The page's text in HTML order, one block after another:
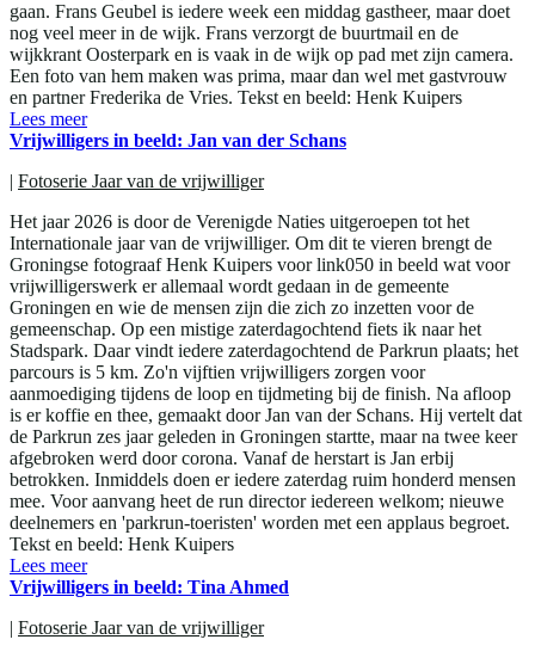
gaan. Frans Geubel is iedere week een middag gastheer, maar doet
nog veel meer in de wijk. Frans verzorgt de buurtmail en de
wijkkrant Oosterpark en is vaak in de wijk op pad met zijn camera.
Een foto van hem maken was prima, maar dan wel met gastvrouw
en partner Frederika de Vries. Tekst en beeld: Henk Kuipers
Lees meer
Vrijwilligers in beeld: Jan van der Schans
| Fotoserie Jaar van de vrijwilliger
Het jaar 2026 is door de Verenigde Naties uitgeroepen tot het
Internationale jaar van de vrijwilliger. Om dit te vieren brengt de
Groningse fotograaf Henk Kuipers voor link050 in beeld wat voor
vrijwilligerswerk er allemaal wordt gedaan in de gemeente
Groningen en wie de mensen zijn die zich zo inzetten voor de
gemeenschap. Op een mistige zaterdagochtend fiets ik naar het
Stadspark. Daar vindt iedere zaterdagochtend de Parkrun plaats; het
parcours is 5 km. Zo'n vijftien vrijwilligers zorgen voor
aanmoediging tijdens de loop en tijdmeting bij de finish. Na afloop
is er koffie en thee, gemaakt door Jan van der Schans. Hij vertelt dat
de Parkrun zes jaar geleden in Groningen startte, maar na twee keer
afgebroken werd door corona. Vanaf de herstart is Jan erbij
betrokken. Inmiddels doen er iedere zaterdag ruim honderd mensen
mee. Voor aanvang heet de run director iedereen welkom; nieuwe
deelnemers en 'parkrun-toeristen' worden met een applaus begroet.
Tekst en beeld: Henk Kuipers
Lees meer
Vrijwilligers in beeld: Tina Ahmed
| Fotoserie Jaar van de vrijwilliger